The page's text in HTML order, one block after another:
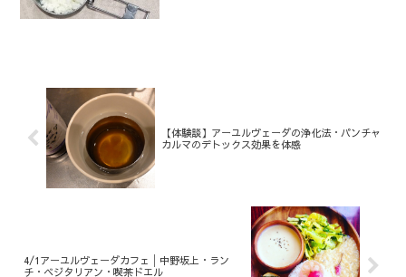
【体験談】アーユルヴェーダの浄化法・パンチャ
カルマのデトックス効果を体感
4/1アーユルヴェーダカフェ│中野坂上・ラン
チ・ベジタリアン・喫茶ドエル